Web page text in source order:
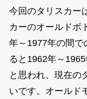
今回のタリスカー
カーのオールドボ
年～1977年の間で
ると1962年～
と思われ、現在の
いです。オールド